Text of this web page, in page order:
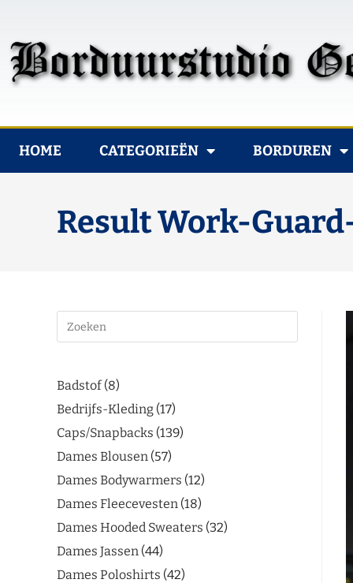
HOME CATEGORIEËN BORDUREN
Result Work-
Badstof 8
Bedrijfs-Kleding 17
Caps/Snapbacks 139
Dames Blousen 57
Dames Bodywarmers 12
Dames Fleecevesten 18
Dames Hooded Sweaters 32
Dames Jassen 44
Dames Poloshirts 42